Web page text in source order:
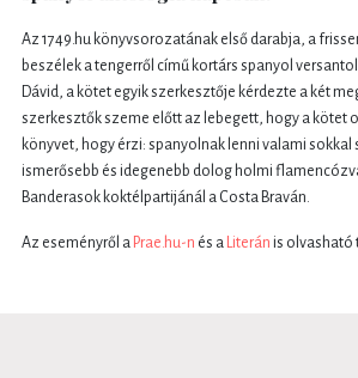
Az 1749.hu könyvsorozatának első darabja, a
beszélek a tengerről című kortárs spanyol
Dávid, a kötet egyik szerkesztője kérdezte a két
szerkesztők szeme előtt az lebegett, hogy a kötet
könyvet, hogy érzi: spanyolnak lenni valami
ismerősebb és idegenebb dolog holmi
Banderasok koktélpartijánál a Costa Braván.
Az eseményről a Prae.hu-n és a Literán is olvasható